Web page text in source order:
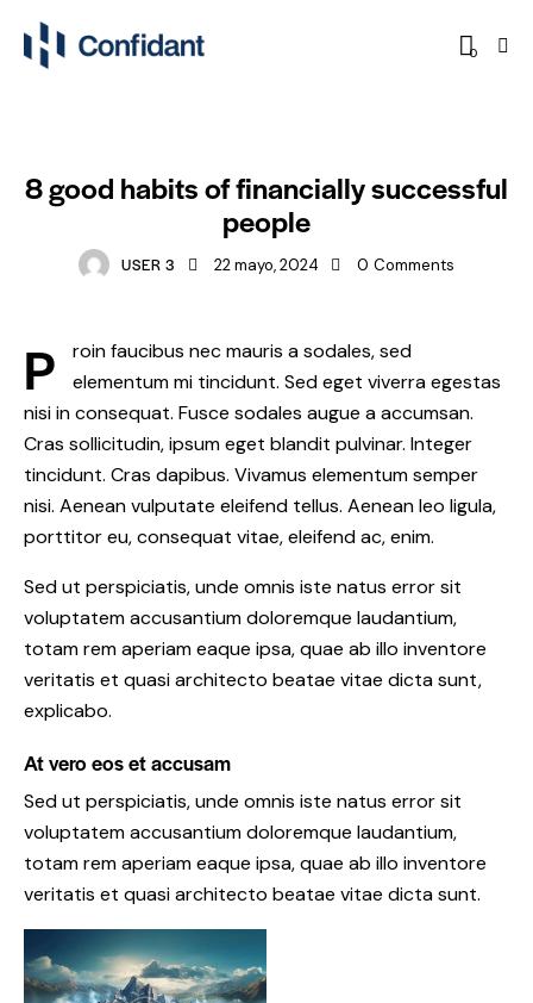
0
8 good habits of financially successful
people
USER 3 22 mayo, 2024 0 Comments
P
roin faucibus nec mauris a sodales, sed
elementum mi tincidunt. Sed eget viverra egestas
nisi in consequat. Fusce sodales augue a accumsan.
Cras sollicitudin, ipsum eget blandit pulvinar. Integer
tincidunt. Cras dapibus. Vivamus elementum semper
nisi. Aenean vulputate eleifend tellus. Aenean leo ligula,
porttitor eu, consequat vitae, eleifend ac, enim.
Sed ut perspiciatis, unde omnis iste natus error sit
voluptatem accusantium doloremque laudantium,
totam rem aperiam eaque ipsa, quae ab illo inventore
veritatis et quasi architecto beatae vitae dicta sunt,
explicabo.
At vero eos et accusam
Sed ut perspiciatis, unde omnis iste natus error sit
voluptatem accusantium doloremque laudantium,
totam rem aperiam eaque ipsa, quae ab illo inventore
veritatis et quasi architecto beatae vitae dicta sunt.